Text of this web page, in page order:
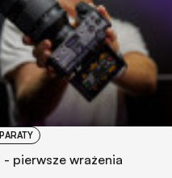
- pierwsze wrażenia